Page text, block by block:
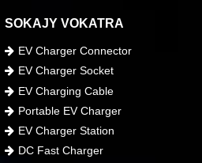
SOKAJY VOKATRA
EV Charger Connector
EV Charger Socket
EV Charging Cable
Portable EV Charger
EV Charger Station
DC Fast Charger